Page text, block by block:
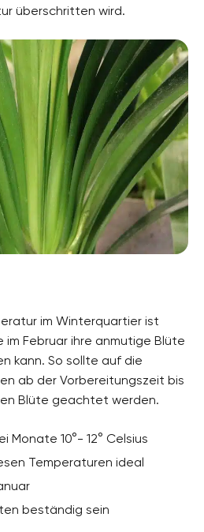
überschritten wird.
im Winterquartier ist
im Februar ihre anmutige Blüte
kann. So sollte auf die
ab der Vorbereitungszeit bis
Blüte geachtet werden.
Monate 10°- 12° Celsius
Temperaturen ideal
beständig sein